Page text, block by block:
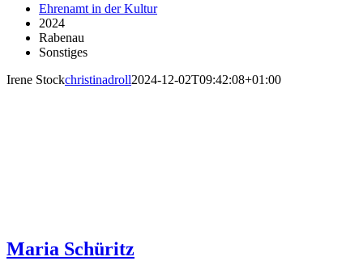
Ehrenamt in der Kultur
2024
Rabenau
Sonstiges
Irene Stockchristinadroll2024-12-02T09:42:08+01:00
Maria Schüritz